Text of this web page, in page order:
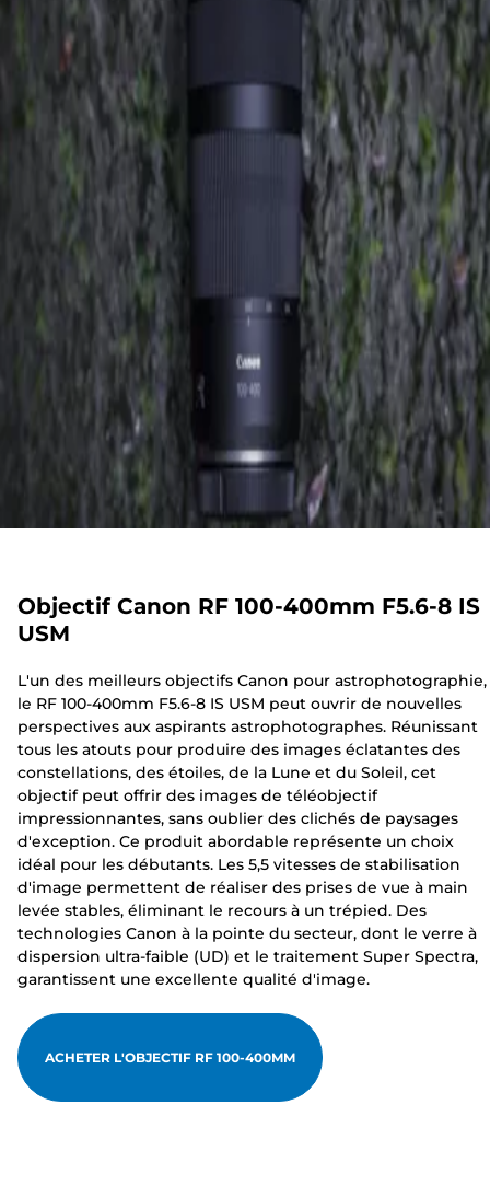
Objectif Canon RF 100-400mm F5.6-8 IS
USM
L'un des meilleurs objectifs Canon pour astrophotographie,
le RF 100-400mm F5.6-8 IS USM peut ouvrir de nouvelles
perspectives aux aspirants astrophotographes. Réunissant
tous les atouts pour produire des images éclatantes des
constellations, des étoiles, de la Lune et du Soleil, cet
objectif peut offrir des images de téléobjectif
impressionnantes, sans oublier des clichés de paysages
d'exception. Ce produit abordable représente un choix
idéal pour les débutants. Les 5,5 vitesses de stabilisation
d'image permettent de réaliser des prises de vue à main
levée stables, éliminant le recours à un trépied. Des
technologies Canon à la pointe du secteur, dont le verre à
dispersion ultra-faible (UD) et le traitement Super Spectra,
garantissent une excellente qualité d'image.
ACHETER L'OBJECTIF RF 100-400MM